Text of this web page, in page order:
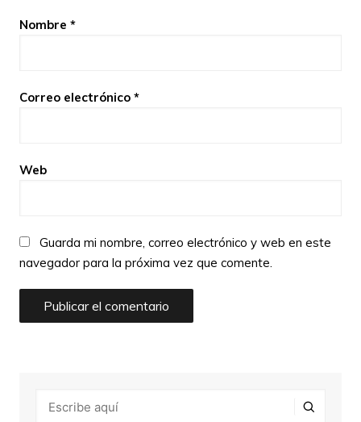
Nombre *
Correo electrónico *
Web
Guarda mi nombre, correo electrónico y web en este
navegador para la próxima vez que comente.